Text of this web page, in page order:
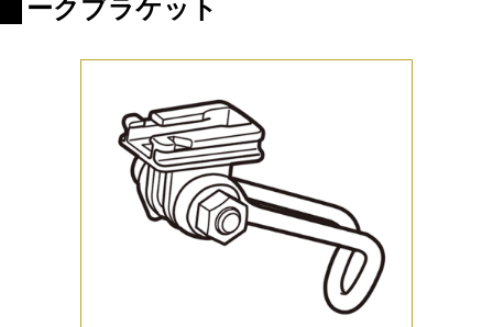
ークブラケット